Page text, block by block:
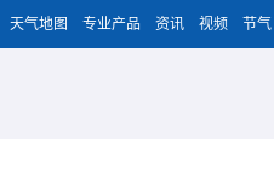
天气地图 专业产品 资讯 视频 节气